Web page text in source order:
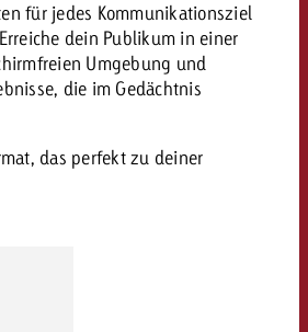
für jedes Kommunikationsziel
dein Publikum in einer
Umgebung und
die im Gedächtnis
das perfekt zu deiner